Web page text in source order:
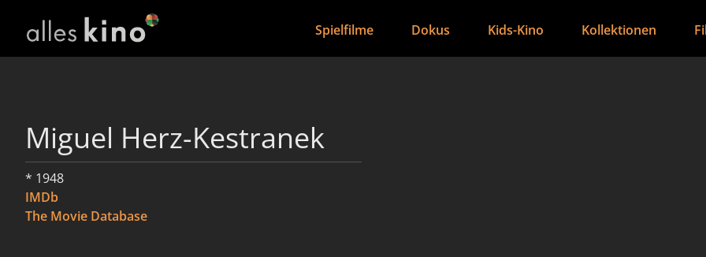
Spielfilme Dokus Kids-Kino Kollektionen
Miguel Herz-Kestranek
* 1948
IMDb
The Movie Database